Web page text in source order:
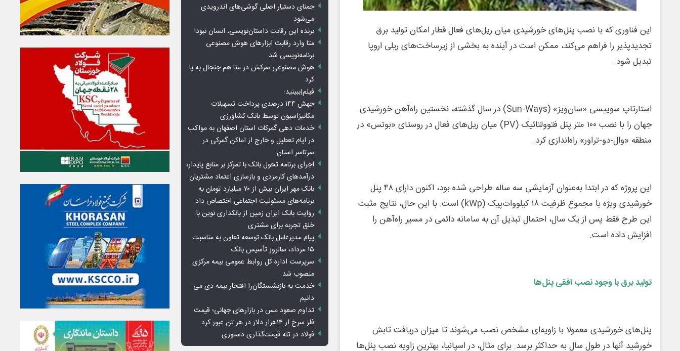
این فناوری که با نصب پنل‌های خورشیدی میان ریل‌های فعال قطار امکان تولید برق
تجدیدپذیر را فراهم می‌کند، ممکن است در آینده به بخشی از زیرساخت‌های ریلی اروپا
تبدیل شود.
استارتاپ سوییسی «سان‌ویز» (Sun-Ways) در سال گذشته، نخستین راه‌آهن خورشیدی
جهان را با نصب ۱۰۰ متر پنل فتوولتائیک (PV) میان ریل‌های فعال در روستای «بوتس» در
منطقه «وال-دو-تراور» راه‌اندازی کرد.
این پروژه که در ابتدا به‌عنوان آزمایشی سه‌ ساله طراحی شده بود، اکنون دارای ۴۸ پنل
خورشیدی ویژه با مجموع ظرفیت ۱۸ کیلووات‌پیک (kWp) است. با این حال، نتایج مثبت
این طرح فقط پس از یک سال، احتمال تبدیل آن به سامانه دائمی در مسیر راه‌آهن را
افزایش داده است.
تولید برق با وجود نصب افقی پنل‌ها
پنل‌های خورشیدی معمولا با زاویه‌ای مشخص نصب می‌شوند تا میزان دریافت تابش
خورشید آنها در طول سال به حداکثر برسد. برای مثال، در اسپانیا، بهترین زاویه نصب پنل‌ها
جمنای دستیار اصلی گوشی‌های اندرویدی
می‌شود
برنده این رقابت داستان‌نویسی، انسان نبود!
متا وارد رقابت ابزارهای هوش مصنوعی
برنامه‌نویسی شد
هوش مصنوعی سرکش در متا هم جنجال به پا
کرد
فیلم|ببینید:
جهش ۱۴۴ درصدی پرداخت تسهیلات
مکانیزاسیون توسط بانک کشاورزی
خدمات دهی گمرکات استان اصفهان به مواکب
در ایام تعطیل و خارج از اماکن گمرکی در
سرتاسر استان
اجرای برنامه تحول بانک با تمرکز بر منابع پایدار،
درآمدهای کارمزدی و بازسازی اعتماد مشتریان
بانک مهر ایران بیش از ۷۰ میلیارد تومان به
برنامه‌های مسئولیت اجتماعی اختصاص داد
روایت بانک ایران زمین از بانکداری نوین با
خلق تجربه برای مشتری
پیام مدیرعامل بانک توسعه تعاون به مناسبت
۱۵ مرداد، سالروز تأسیس بانک
سرپرست اداره کل روابط عمومی بیمه مرکزی
منصوب شد
خدمت به بازنشستگان‌را افتخار بیمه دی می
دانیم
تداوم صعود مس در بازارهای جهانی؛ قیمت
فلز سرخ از ۱۴هزار دلار در هر تن عبور کرد
فولاد در تله قیمت‌گذاری دستوری